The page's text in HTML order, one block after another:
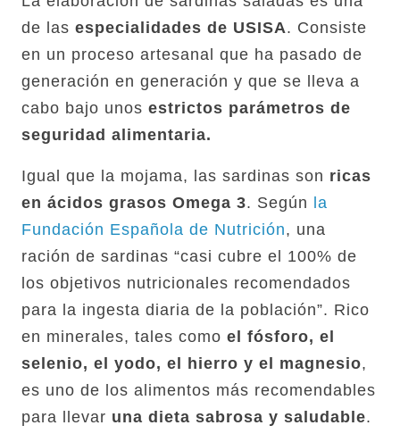
de las especialidades de USISA. Consiste
en un proceso artesanal que ha pasado de
generación en generación y que se lleva a
cabo bajo unos estrictos parámetros de
seguridad alimentaria.
Igual que la mojama, las sardinas son ricas
en ácidos grasos Omega 3. Según la
Fundación Española de Nutrición, una
ración de sardinas “casi cubre el 100% de
los objetivos nutricionales recomendados
para la ingesta diaria de la población”. Rico
en minerales, tales como el fósforo, el
selenio, el yodo, el hierro y el magnesio,
es uno de los alimentos más recomendables
para llevar una dieta sabrosa y saludable.